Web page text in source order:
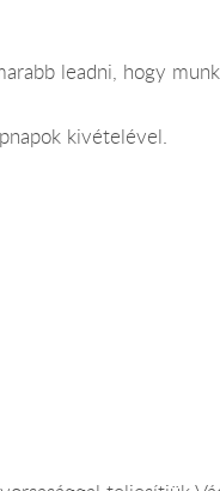
leadni, hogy
kivételével.